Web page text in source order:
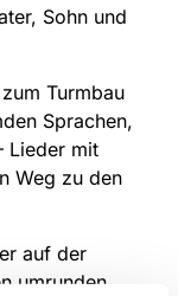
Sohn und
Turmbau
Sprachen,
Lieder mit
Weg zu den
auf der
umrunden